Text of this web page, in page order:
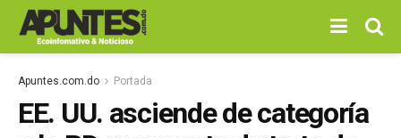
Apuntes.com.do Portada
EE. UU. asciende de categoría